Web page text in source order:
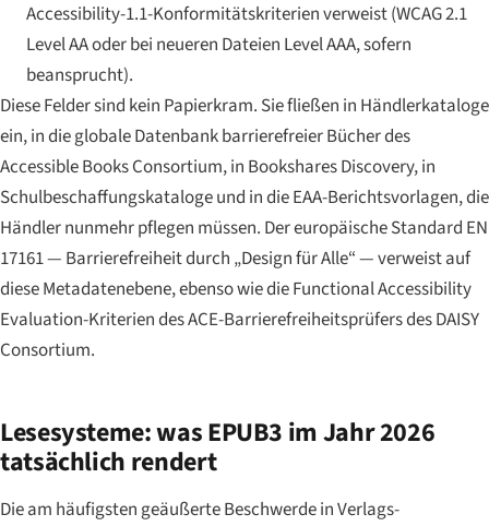
Accessibility-1.1-Konformitätskriterien verweist (WCAG 2.1
Level AA oder bei neueren Dateien Level AAA, sofern
beansprucht).
Diese Felder sind kein Papierkram. Sie fließen in Händlerkataloge
ein, in die globale Datenbank barrierefreier Bücher des
Accessible Books Consortium, in Bookshares Discovery, in
Schulbeschaffungskataloge und in die EAA-Berichtsvorlagen, die
Händler nunmehr pflegen müssen. Der europäische Standard EN
17161 — Barrierefreiheit durch „Design für Alle“ — verweist auf
diese Metadatenebene, ebenso wie die Functional Accessibility
Evaluation-Kriterien des ACE-Barrierefreiheitsprüfers des DAISY
Consortium.
Lesesysteme: was EPUB3 im Jahr 2026
tatsächlich rendert
Die am häufigsten geäußerte Beschwerde in Verlags-